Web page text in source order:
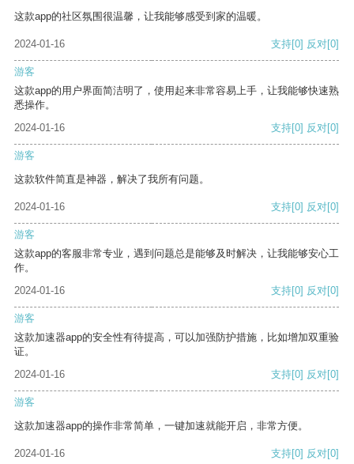
这款app的社区氛围很温馨，让我能够感受到家的温暖。
2024-01-16 支持[0] 反对[0]
游客
这款app的用户界面简洁明了，使用起来非常容易上手，让我能够快速熟
悉操作。
2024-01-16
支持[0] 反对[0]
游客
这款软件简直是神器，解决了我所有问题。
2024-01-16 支持[0] 反对[0]
游客
这款app的客服非常专业，遇到问题总是能够及时解决，让我能够安心工
作。
2024-01-16
支持[0] 反对[0]
游客
这款加速器app的安全性有待提高，可以加强防护措施，比如增加双重验
证。
2024-01-16
支持[0] 反对[0]
游客
这款加速器app的操作非常简单，一键加速就能开启，非常方便。
2024-01-16 支持[0] 反对[0]